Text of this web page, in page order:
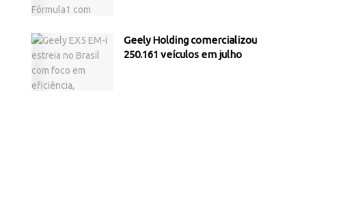
Geely Holding comercializou
250.161 veículos em julho